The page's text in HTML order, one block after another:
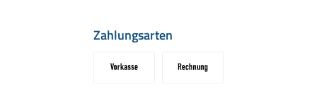
Zahlungsarten